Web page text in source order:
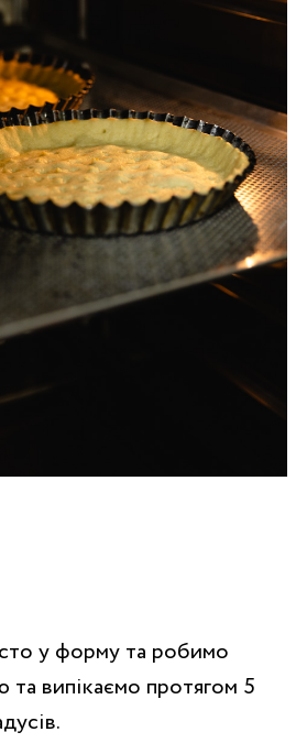
у форму та робимо
та випікаємо протягом 5